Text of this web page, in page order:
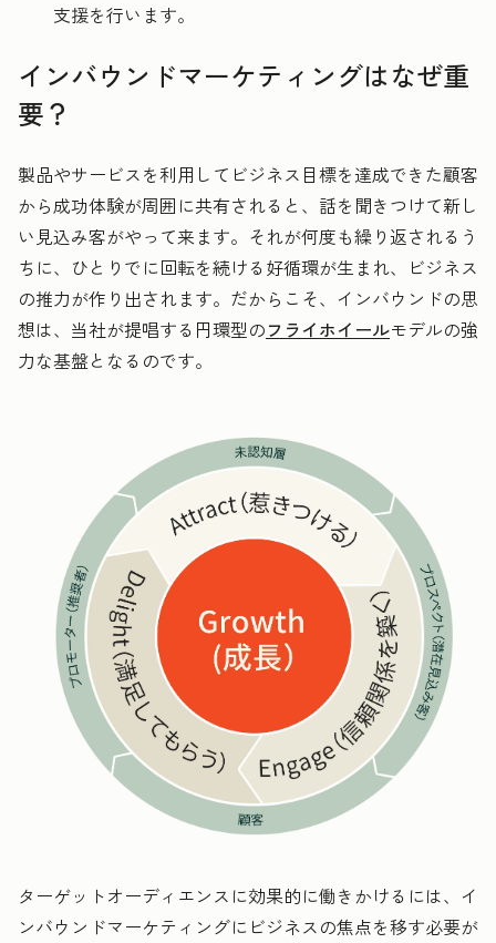
支援を行います。
インバウンドマーケティングはなぜ重
要？
製品やサービスを利用してビジネス目標を達成できた顧客
から成功体験が周囲に共有されると、話を聞きつけて新し
い見込み客がやって来ます。それが何度も繰り返されるう
ちに、ひとりでに回転を続ける好循環が生まれ、ビジネス
の推力が作り出されます。だからこそ、インバウンドの思
想は、当社が提唱する円環型のフライホイールモデルの強
力な基盤となるのです。
ターゲットオーディエンスに効果的に働きかけるには、イ
ンバウンドマーケティングにビジネスの焦点を移す必要が